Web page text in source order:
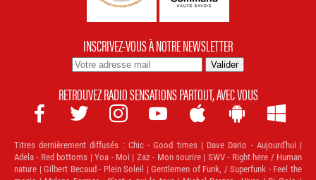
INSCRIVEZ-VOUS À NOTRE NEWSLETTER
RETROUVEZ RADIO SENSATIONS PARTOUT, AVEC VOUS
      
Titres dernièrement diffusés :Chic - Good times | Dave Dario - Aujourd'hui |
Adela - Red bottoms | Yoa - Moi | Zaz - Mon sourire | SWV - Right here / Human
nature | Gilbert Becaud - Plein Soleil | Gentlemen of Funk, / Superfunk - Feel the